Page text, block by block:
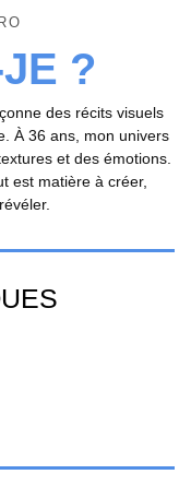
?
des récits visuels
À 36 ans, mon univers
et des émotions.
est matière à créer,